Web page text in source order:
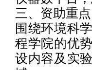
三、资助重点
围绕环境科
程学院的优
设内容及实